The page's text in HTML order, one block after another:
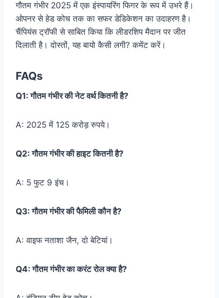
गौतम गंभीर 2025 में एक इंस्पायरिंग फिगर के रूप में उभरे हैं।
ओपनर से हेड कोच तक का सफर डेडिकेशन का उदाहरण है।
चैंपियंस ट्रॉफी से साबित किया कि लीडरशिप मैदान पर जीत
दिलाती है। दोस्तों, यह बायो कैसी लगी? कमेंट करें।
FAQs
Q1: गौतम गंभीर की नेट वर्थ कितनी है?
A: 2025 में 125 करोड़ रुपये।
Q2: गौतम गंभीर की हाइट कितनी है?
A: 5 फुट 9 इंच।
Q3: गौतम गंभीर की फैमिली कौन है?
A: वाइफ नताशा जैन, दो बेटियां।
Q4: गौतम गंभीर का करंट रोल क्या है?